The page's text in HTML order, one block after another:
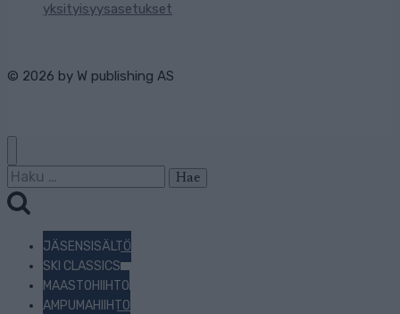
yksityisyysasetukset
© 2026 by W publishing AS
Haku:
JÄSENSISÄLTÖ
SKI CLASSICS
MAASTOHIIHTO
AMPUMAHIIHTO